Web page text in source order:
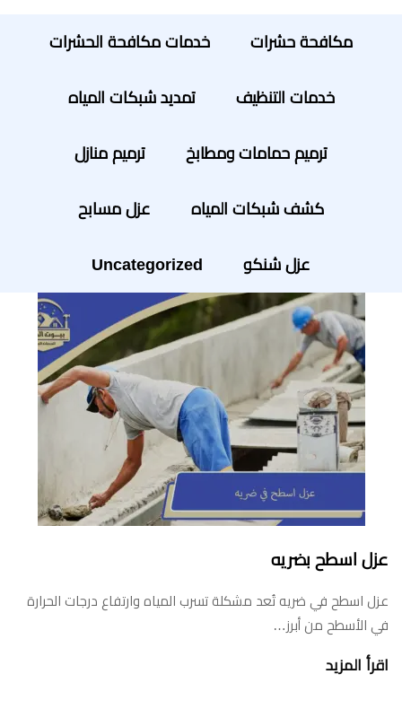
مكافحة حشرات خدمات مكافحة الحشرات
خدمات التنظيف تمديد شبكات المياه
ترميم حمامات ومطابخ ترميم منازل
كشف شبكات المياه عزل مسابح
عزل شنكو Uncategorized
عزل اسطح بضريه
عزل اسطح في ضريه تُعد مشكلة تسرب المياه وارتفاع درجات الحرارة
في الأسطح من أبرز…
اقرأ المزيد